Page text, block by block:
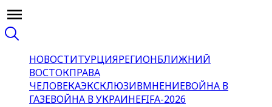
НОВОСТИТУРЦИЯРЕГИОНБЛИЖНИЙ
ВОСТОКПРАВА
ЧЕЛОВЕКАЭКСКЛЮЗИВМНЕНИЕВОЙНА В
ГАЗЕВОЙНА В УКРАИНЕFIFA-2026